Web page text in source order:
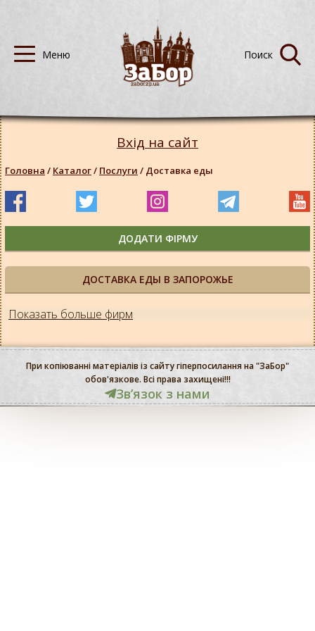
ДОСТАВКА ЕДЫ В ЗАПОРОЖЬЕ
Показать больше фирм
Вхід на сайт
Головна / Каталог/ Послуги / Доставка еды
ДОДАТИ ФІРМУ
При копіюванні матеріалів із сайту гіперпосилання на "ЗаБор"
обов'язкове. Всі права захищені!!!
Звʼязок з нами